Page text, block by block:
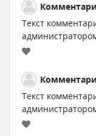
Текст
Текст